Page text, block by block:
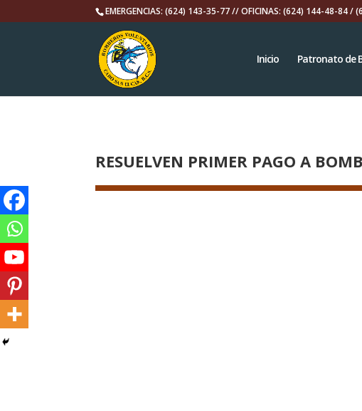
EMERGENCIAS: (624) 143-35-77 // OFICINAS: (624) 144-48-84 /
Inicio Patronato de
RESUELVEN PRIMER PAGO A